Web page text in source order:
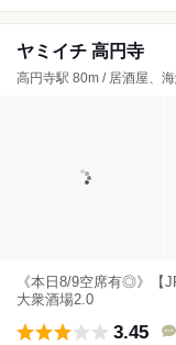
ヤミイチ 高円寺
高円寺駅 80m / 居酒屋、
《本日8/9空席有◎》【
大衆酒場2.0
3.45